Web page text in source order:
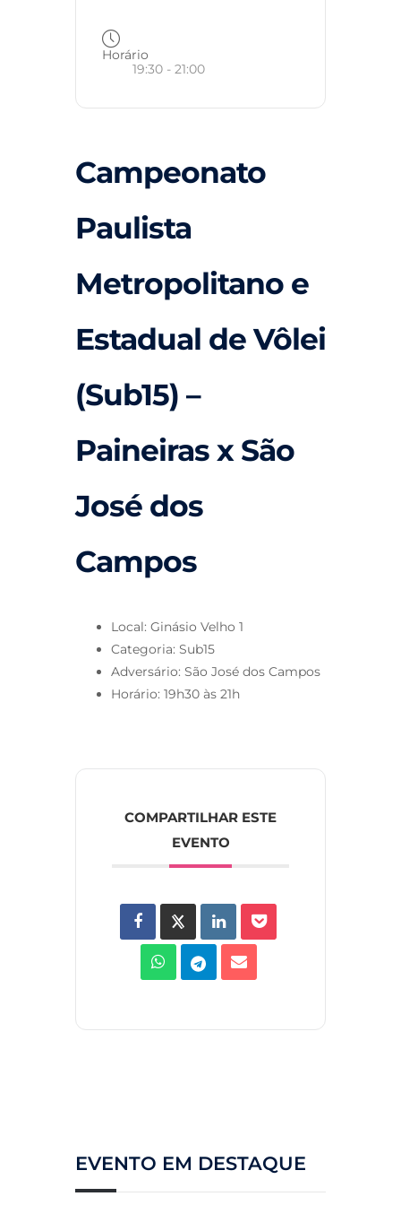
Horário
19:30 - 21:00
Campeonato
Paulista
Metropolitano e
Estadual de Vôlei
(Sub15) –
Paineiras x São
José dos
Campos
Local: Ginásio Velho 1
Categoria: Sub15
Adversário: São José dos Campos
Horário: 19h30 às 21h
COMPARTILHAR ESTE
EVENTO
EVENTO EM DESTAQUE